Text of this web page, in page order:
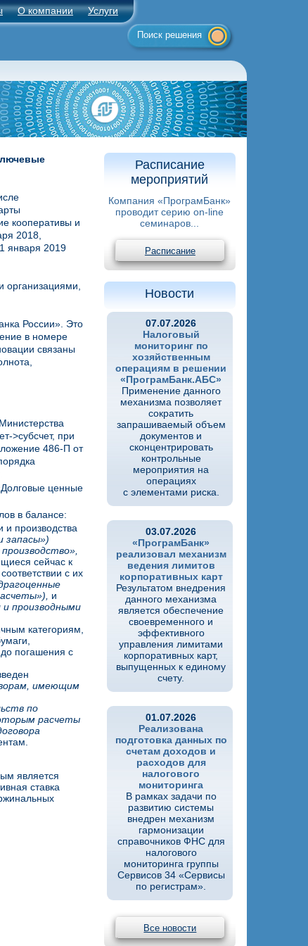
Поиск решения
О компании Услуги
кооперативы и
2018,
января 2019
России». Это
в номере
связаны
>субсчет, при
486-П от
ценные
в балансе:
производства
запасы»)
сейчас к
с их
и
производными
категориям,
погашения с
имеющим
по
расчеты
является
ставка
Расписание
мероприятий
Компания «ПрограмБанк»
проводит серию on-line
семинаров...
Расписание
Новости
07.07.2026
Налоговый
мониторинг по
хозяйственным
операциям в решении
«ПрограмБанк.АБС»
Применение данного
механизма позволяет
сократить
запрашиваемый объем
документов и
сконцентрировать
контрольные
мероприятия на
операциях
с элементами риска.
03.07.2026
«ПрограмБанк»
реализовал механизм
ведения лимитов
корпоративных карт
Результатом внедрения
данного механизма
является обеспечение
своевременного и
эффективного
управления лимитами
корпоративных карт,
выпущенных к единому
счету.
01.07.2026
Реализована
подготовка данных по
счетам доходов и
расходов для
налогового
мониторинга
В рамках задачи по
развитию системы
внедрен механизм
гармонизации
справочников ФНС для
налогового
мониторинга группы
Сервисов 34 «Сервисы
по регистрам».
Все новости